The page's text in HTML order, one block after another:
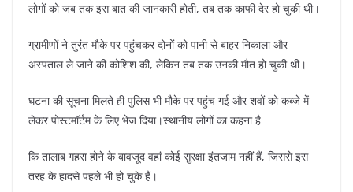
लोगों को जब तक इस बात की जानकारी होती, तब तक काफी देर हो चुकी थी।
ग्रामीणों ने तुरंत मौके पर पहुंचकर दोनों को पानी से बाहर निकाला और
अस्पताल ले जाने की कोशिश की, लेकिन तब तक उनकी मौत हो चुकी थी।
घटना की सूचना मिलते ही पुलिस भी मौके पर पहुंच गई और शवों को कब्जे में
लेकर पोस्टमॉर्टम के लिए भेज दिया।स्थानीय लोगों का कहना है
कि तालाब गहरा होने के बावजूद वहां कोई सुरक्षा इंतजाम नहीं हैं, जिससे इस
तरह के हादसे पहले भी हो चुके हैं।